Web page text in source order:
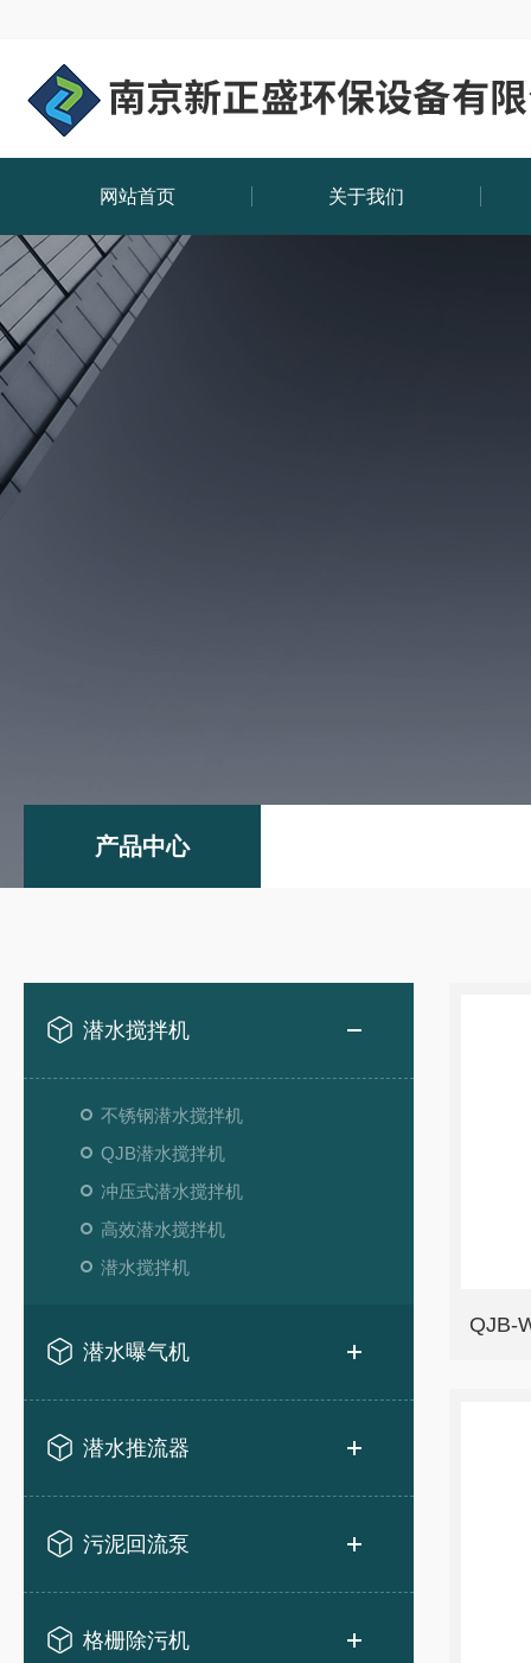
网站首页 关于我们
产品中心
潜水搅拌机
不锈钢潜水搅拌机
QJB潜水搅拌机
冲压式潜水搅拌机
高效潜水搅拌机
潜水搅拌机
潜水曝气机
潜水推流器
污泥回流泵
格栅除污机
QJB-